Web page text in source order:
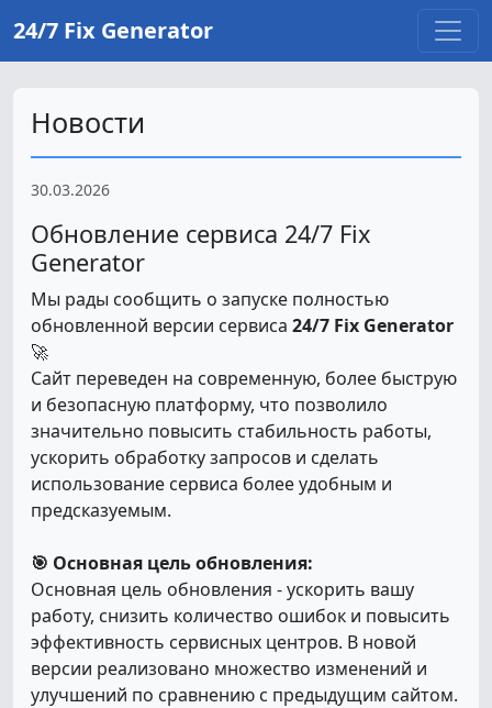
24/7 Fix Generator
Новости
30.03.2026
Обновление сервиса 24/7 Fix
Generator
Мы рады сообщить о запуске полностью
обновленной версии сервиса 24/7 Fix Generator
🚀
Сайт переведен на современную, более быструю
и безопасную платформу, что позволило
значительно повысить стабильность работы,
ускорить обработку запросов и сделать
использование сервиса более удобным и
предсказуемым.
🎯 Основная цель обновления:
Основная цель обновления - ускорить вашу
работу, снизить количество ошибок и повысить
эффективность сервисных центров. В новой
версии реализовано множество изменений и
улучшений по сравнению с предыдущим сайтом.